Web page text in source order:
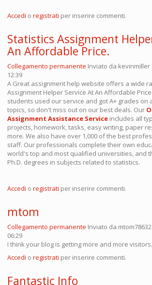
Accedi o registrati per inserire commenti.
Statistics Assignment
An Affordable Price.
Collegamento permanente Inviato da kevinmiller
12:39
A Great assignment help website offers a wide
Assignment Helper Service At An Affordable
students used our service and got A+ grades on
topics, so don't miss out on our best deals. Our
Assignment Assistance Service includes all
projects, homework, tasks, easy writing, paper
more. We also have over 1,000 of the best
staff. Our professionals complete their own
world's top and most qualified universities, and
Ph.D. degrees in subjects related to statistics.
Accedi o registrati per inserire commenti.
mtom
Collegamento permanente Inviato da mtom78632
06:29
I think your blog is getting more and more
Accedi o registrati per inserire commenti.
Fantastic Info